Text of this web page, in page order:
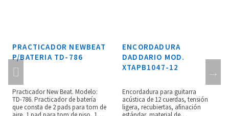
PRACTICADOR NEWBEAT
P/BATERIA TD-786
Practicador New Beat. Modelo:
TD-786. Practicador de batería
que consta de 2 pads para tom de
ENCORDADURA
DADDARIO MOD.
XTAPB1047-12
Encordadura para guitarra
acústica de 12 cuerdas, tensión
ligera, recubiertas, afinación